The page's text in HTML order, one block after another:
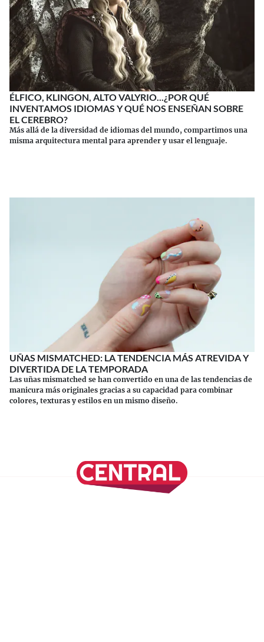
ÉLFICO, KLINGON, ALTO VALYRIO...¿POR QUÉ
INVENTAMOS IDIOMAS Y QUÉ NOS ENSEÑAN SOBRE
EL CEREBRO?
Más allá de la diversidad de idiomas del mundo, compartimos una
misma arquitectura mental para aprender y usar el lenguaje.
UÑAS MISMATCHED: LA TENDENCIA MÁS ATREVIDA Y
DIVERTIDA DE LA TEMPORADA
Las uñas mismatched se han convertido en una de las tendencias de
manicura más originales gracias a su capacidad para combinar
colores, texturas y estilos en un mismo diseño.